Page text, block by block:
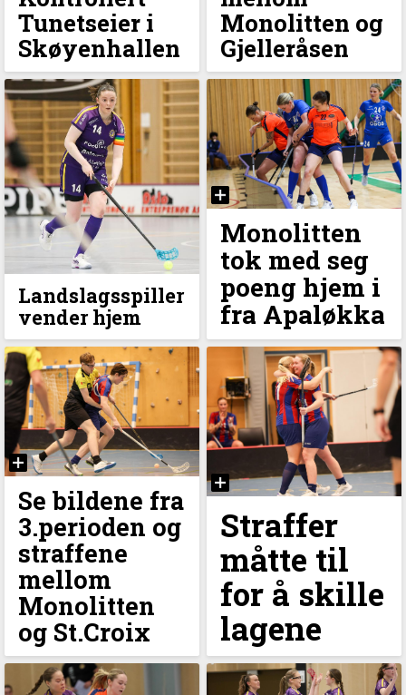
Tunetseier i
Skøyenhallen
Monolitten og
Gjelleråsen
Landslagsspiller
vender hjem
Monolitten
tok med seg
poeng hjem i
fra Apaløkka
Se bildene fra
3.perioden og
straffene
mellom
Monolitten
og St.Croix
Straffer
måtte til
for å skille
lagene